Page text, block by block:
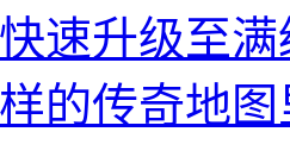
速升级至
的传奇地